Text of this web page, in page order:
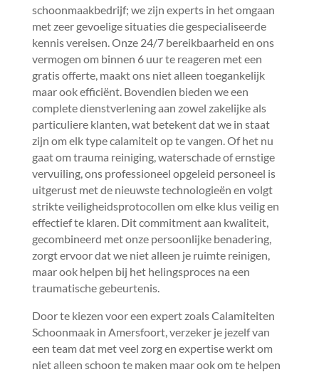
schoonmaakbedrijf; we zijn experts in het omgaan
met zeer gevoelige situaties die gespecialiseerde
kennis vereisen.​ Onze 24/7 bereikbaarheid en ons
vermogen om binnen 6 uur te reageren met een
gratis offerte, maakt ons niet alleen toegankelijk
maar ook efficiënt.​ Bovendien bieden we een
complete dienstverlening aan zowel zakelijke als
particuliere klanten, wat betekent dat we in staat
zijn om elk type calamiteit op te vangen.​ Of het nu
gaat om trauma reiniging, waterschade of ernstige
vervuiling, ons professioneel opgeleid personeel is
uitgerust met de nieuwste technologieën en volgt
strikte veiligheidsprotocollen om elke klus veilig en
effectief te klaren.​ Dit commitment aan kwaliteit,
gecombineerd met onze persoonlijke benadering,
zorgt ervoor dat we niet alleen je ruimte reinigen,
maar ook helpen bij het helingsproces na een
traumatische gebeurtenis.​
Door te kiezen voor een expert zoals Calamiteiten
Schoonmaak in Amersfoort, verzeker je jezelf van
een team dat met veel zorg en expertise werkt om
niet alleen schoon te maken maar ook om te helpen